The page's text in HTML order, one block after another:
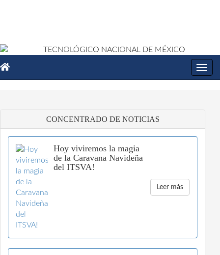
CONCENTRADO DE NOTICIAS
Hoy viviremos la magia
de la Caravana Navideña
del ITSVA!
Leer más